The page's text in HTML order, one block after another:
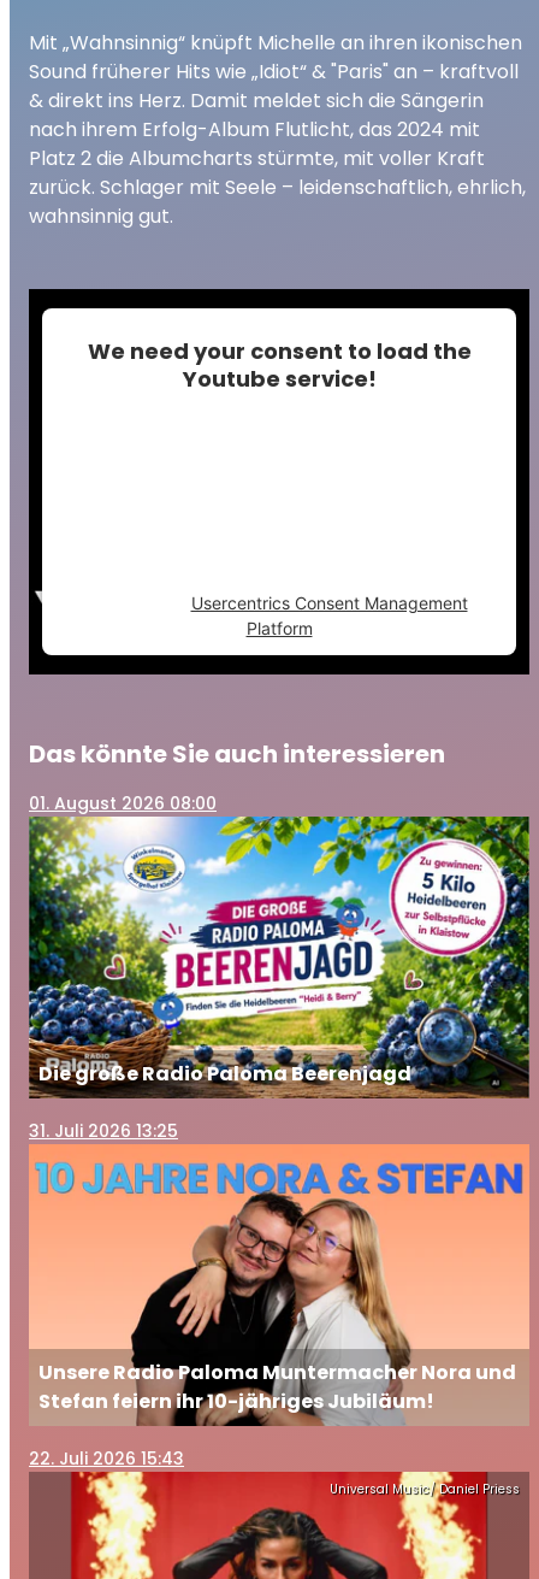
Mit „Wahnsinnig“ knüpft Michelle an ihren ikonischen
Sound früherer Hits wie „Idiot“ & "Paris" an – kraftvoll
& direkt ins Herz. Damit meldet sich die Sängerin
nach ihrem Erfolg-Album Flutlicht, das 2024 mit
Platz 2 die Albumcharts stürmte, mit voller Kraft
zurück. Schlager mit Seele – leidenschaftlich, ehrlich,
wahnsinnig gut.
We need your consent to load the
Youtube service!
Usercentrics Consent Management
Platform
Das könnte Sie auch interessieren
01. August 2026 08:00
Die große Radio Paloma Beerenjagd
31. Juli 2026 13:25
Unsere Radio Paloma Muntermacher Nora und
Stefan feiern ihr 10-jähriges Jubiläum!
22. Juli 2026 15:43
Universal Music/ Daniel Priess